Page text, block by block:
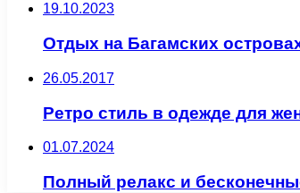
19.10.2023
Отдых на Багамских
26.05.2017
Ретро стиль в одежде для
01.07.2024
Полный релакс и